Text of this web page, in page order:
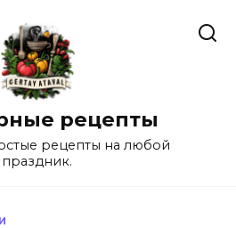
рецепты
рецепты на любой
праздник.